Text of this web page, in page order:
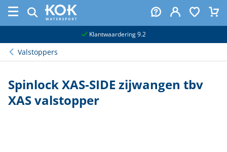
Klantwaardering 9.2
Valstoppers
Spinlock XAS-SIDE zijwangen tbv
XAS valstopper